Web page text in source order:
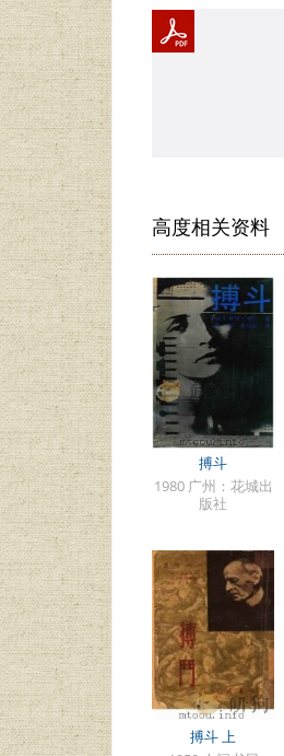
高度相关资料
搏斗
1980 广州：花城出
版社
搏斗 上